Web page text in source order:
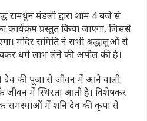
रामधुन मंडली द्वारा शाम 4 बजे से
कार्यक्रम प्रस्तुत किया जाएगा, जिससे
मंदिर समिति ने सभी श्रद्धालुओं से
धर्म लाभ लेने की अपील की है।
देव की पूजा से जीवन में आने वाली
जीवन में स्थिरता आती है। विशेषकर
समस्याओं में शनि देव की कृपा से